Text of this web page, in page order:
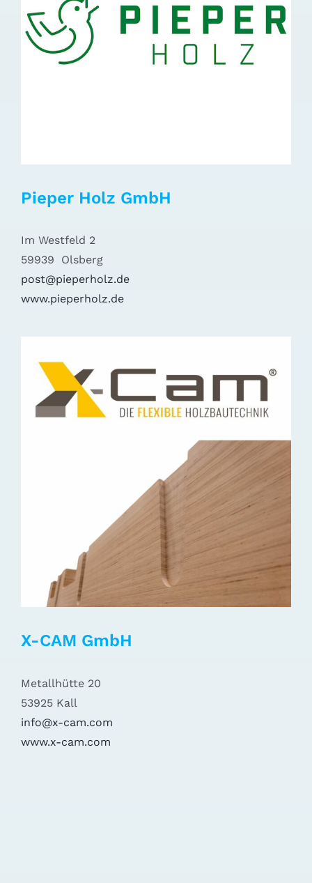
Pieper Holz GmbH
Im Westfeld 2
59939 Olsberg
post@pieperholz.de
www.pieperholz.de
X-CAM GmbH
Metallhütte 20
53925 Kall
info@x-cam.com
www.x-cam.com